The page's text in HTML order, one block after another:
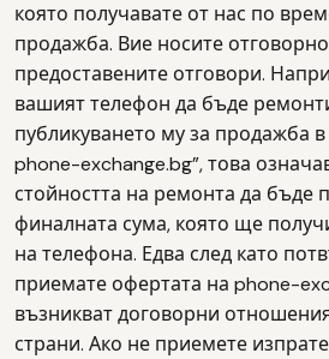
която получавате от нас по
продажба. Вие носите
предоставените отговори.
вашият телефон да бъде
публикуването му за продажба
phone-exchange.bg”, това
стойността на ремонта да бъде
финалната сума, която ще
на телефона. Едва след като
приемате офертата на phone-
възникват договорни
страни. Ако не приемете